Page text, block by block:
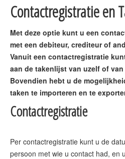
Contactregistratie en
Met deze optie kunt u een
met een debiteur, crediteur of
Vanuit een contactregistratie
aan de takenlijst van uzelf of
Bovendien hebt u de
taken te importeren en te
Contactregistratie
Per contactregistratie kunt u de
persoon met wie u contact had, en